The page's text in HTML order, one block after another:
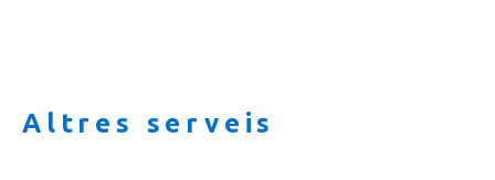
Altres serveis